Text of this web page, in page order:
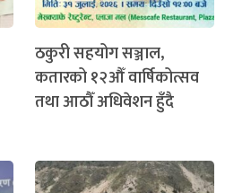
ठकुरी सहयोग सञ्जाल,
कतारको १२औँ वार्षिकोत्सव
तथा आठौँ अधिवेशन हुँदै